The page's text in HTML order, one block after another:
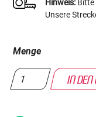
Hinweis:Bitte
Unsere
Menge